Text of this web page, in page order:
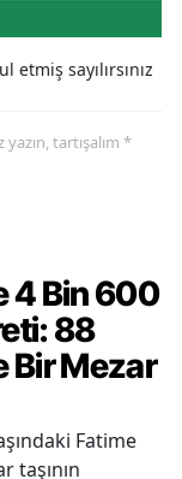
etmiş sayılırsınız
tartışalım *
4 Bin 600
88
Bir Mezar
Fatime
taşının